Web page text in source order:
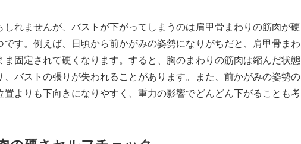
しれませんが、バストが下がってしまうのは肩甲骨まわりの筋肉が硬
です。例えば、日頃から前かがみの姿勢になりがちだと、肩甲骨まわ
ま固定されて硬くなります。すると、胸のまわりの筋肉は縮んだ状態
、バストの張りが失われることがあります。また、前かがみの姿勢の
置よりも下向きになりやすく、重力の影響でどんどん下がることも考